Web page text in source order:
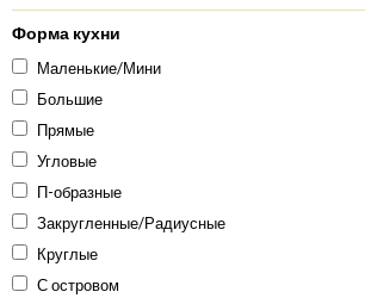
Форма кухни
Маленькие/Мини
Большие
Прямые
Угловые
П-образные
Закругленные/Радиусные
Круглые
С островом